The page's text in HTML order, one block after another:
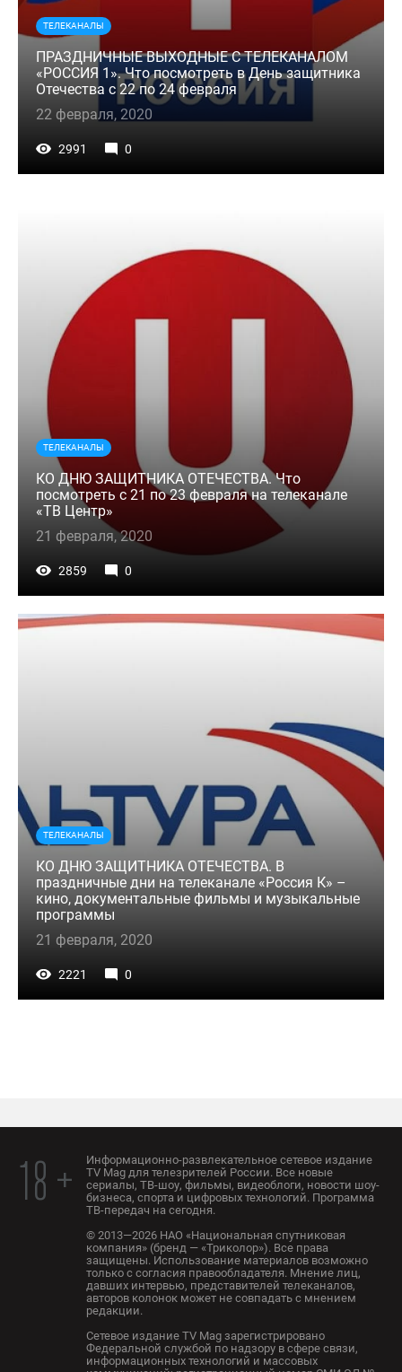
ТЕЛЕКАНАЛЫ
ПРАЗДНИЧНЫЕ ВЫХОДНЫЕ С ТЕЛЕКАНАЛОМ
«РОССИЯ 1». Что посмотреть в День защитника
Отечества с 22 по 24 февраля
22 февраля, 2020
2991 0
ТЕЛЕКАНАЛЫ
КО ДНЮ ЗАЩИТНИКА ОТЕЧЕСТВА. Что
посмотреть с 21 по 23 февраля на телеканале
«ТВ Центр»
21 февраля, 2020
2859 0
ТЕЛЕКАНАЛЫ
КО ДНЮ ЗАЩИТНИКА ОТЕЧЕСТВА. В
праздничные дни на телеканале «Россия К» –
кино, документальные фильмы и музыкальные
программы
21 февраля, 2020
2221 0
18 +
Информационно-развлекательное сетевое издание
TV Mag для телезрителей России. Все новые
сериалы, ТВ-шоу, фильмы, видеоблоги, новости шоу-
бизнеса, спорта и цифровых технологий. Программа
ТВ-передач на сегодня.
© 2013—2026 НАО «Национальная спутниковая
компания» (бренд — «Триколор»). Все права
защищены. Использование материалов возможно
только с согласия правообладателя. Мнение лиц,
давших интервью, представителей телеканалов,
авторов колонок может не совпадать с мнением
редакции.
Сетевое издание TV Mag зарегистрировано
Федеральной службой по надзору в сфере связи,
информационных технологий и массовых